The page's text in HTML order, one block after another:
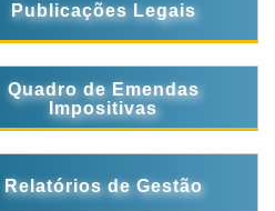
Publicações Legais
Quadro de Emendas
Impositivas
Relatórios de Gestão